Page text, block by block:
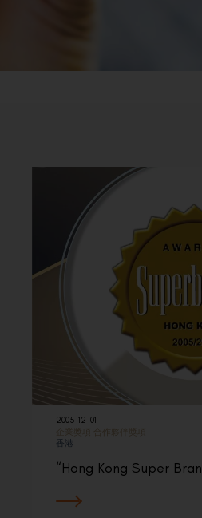
2005-12-01
企業獎項 合作夥伴獎項
香港
“Hong Kong Super